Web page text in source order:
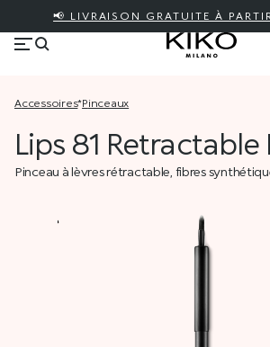
📢 LIVRAISON GRATUITE À
accessoires* pinceaux
Lips 81 Retractable
Pinceau à lèvres rétractable, fibres